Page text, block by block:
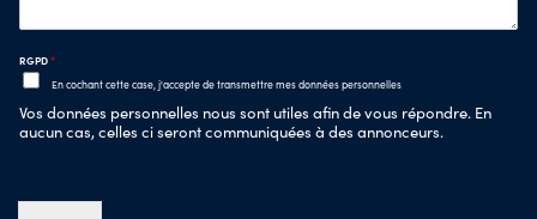
RGPD*
En cochant cette case, j'accepte de transmettre mes données personnelles
Vos données personnelles nous sont utiles afin de vous répondre. En
aucun cas, celles ci seront communiquées à des annonceurs.